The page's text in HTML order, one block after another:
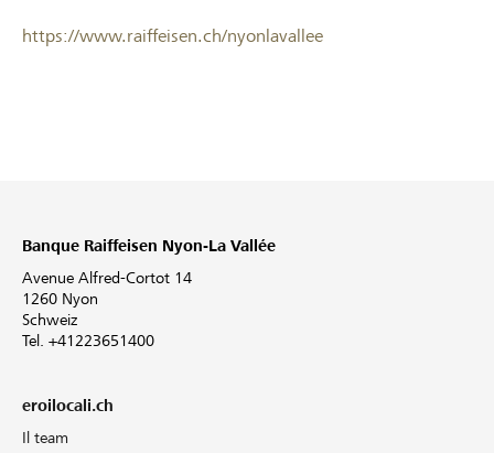
https://www.raiffeisen.ch/nyonlavallee
Banque Raiffeisen Nyon-La Vallée
Avenue Alfred-Cortot 14
1260 Nyon
Schweiz
Tel. +41223651400
eroilocali.ch
Il team